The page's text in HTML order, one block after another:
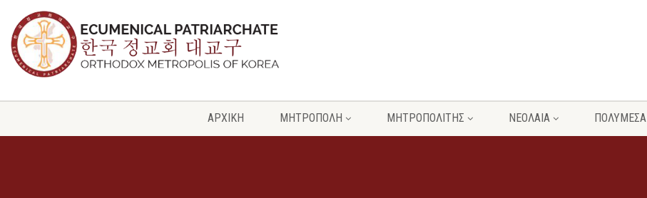
ΑΡΧΙΚΗ ΜΗΤΡΟΠΟΛΗ ΜΗΤΡΟΠΟΛΙΤΗΣ ΝΕΟΛΑΙΑ ΠΟΛΥΜΕΣΑ